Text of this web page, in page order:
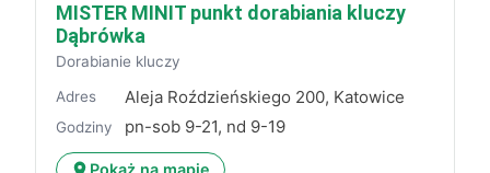
MISTER MINIT punkt dorabiania kluczy
Dąbrówka
Dorabianie kluczy
Adres Aleja Roździeńskiego 200, Katowice
Godziny pn-sob 9-21, nd 9-19